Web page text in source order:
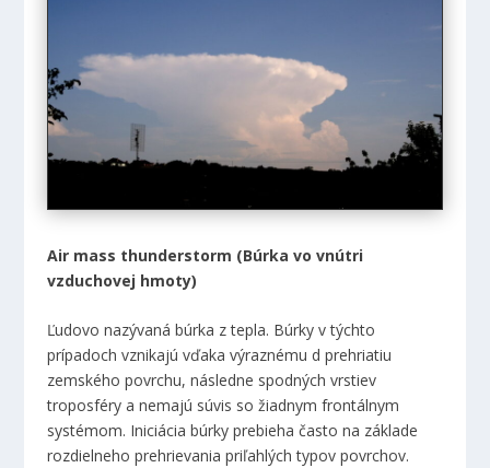
Air mass thunderstorm (Búrka vo vnútri
vzduchovej hmoty)
Ľudovo nazývaná búrka z tepla. Búrky v týchto
prípadoch vznikajú vďaka výraznému d prehriatiu
zemského povrchu, následne spodných vrstiev
troposféry a nemajú súvis so žiadnym frontálnym
systémom. Iniciácia búrky prebieha často na základe
rozdielneho prehrievania priľahlých typov povrchov.